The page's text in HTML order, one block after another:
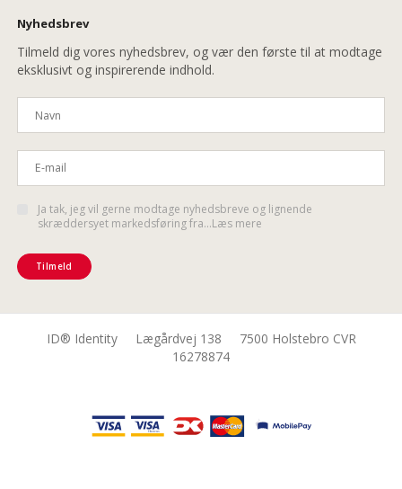
Nyhedsbrev
Tilmeld dig vores nyhedsbrev, og vær den første til at modtage
eksklusivt og inspirerende indhold.
Ja tak, jeg vil gerne modtage nyhedsbreve og lignende
skræddersyet markedsføring fra...Læs mere
Tilmeld
ID® Identity Lægårdvej 138 7500 Holstebro CVR
16278874